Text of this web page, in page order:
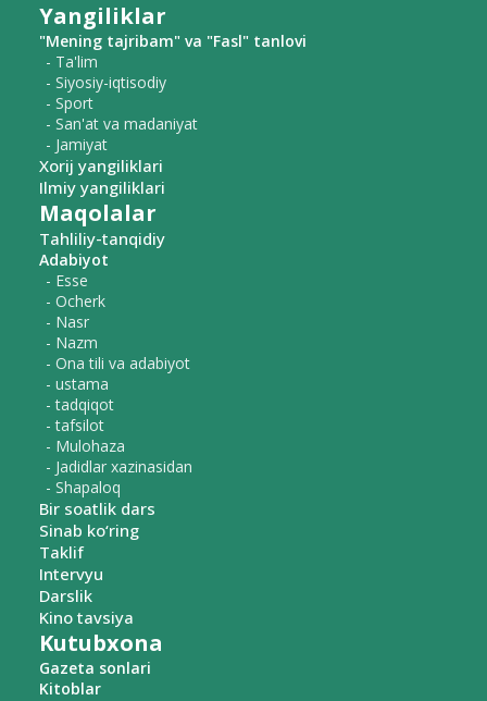
Yangiliklar
"Mening tajribam" va "Fasl" tanlovi
- Ta'lim
- Siyosiy-iqtisodiy
- Sport
- San'at va madaniyat
- Jamiyat
Xorij yangiliklari
Ilmiy yangiliklari
Maqolalar
Tahliliy-tanqidiy
Adabiyot
- Esse
- Ocherk
- Nasr
- Nazm
- Ona tili va adabiyot
- ustama
- tadqiqot
- tafsilot
- Mulohaza
- Jadidlar xazinasidan
- Shapaloq
Bir soatlik dars
Sinab ko‘ring
Taklif
Intervyu
Darslik
Kino tavsiya
Kutubxona
Gazeta sonlari
Kitoblar